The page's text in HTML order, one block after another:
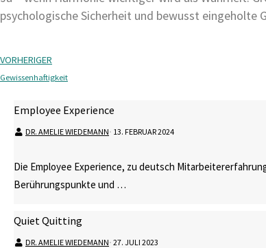
psychologische Sicherheit und bewusst eingeholte
VORHERIGER
Gewissenhaftigkeit
Employee Experience
DR. AMELIE WIEDEMANN⋅ 13. FEBRUAR 2024
Die Employee Experience, zu deutsch
Berührungspunkte und …
Quiet Quitting
DR. AMELIE WIEDEMANN⋅ 27. JULI 2023